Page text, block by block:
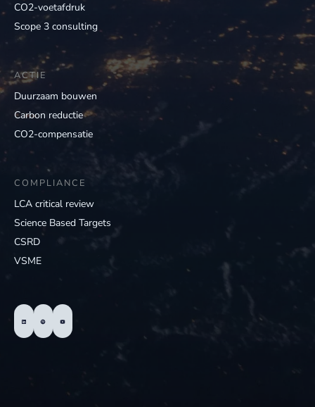
CO2-voetafdruk
Scope 3 consulting
ACTIE
Duurzaam bouwen
Carbon reductie
CO2-compensatie
COMPLIANCE
LCA critical review
Science Based Targets
CSRD
VSME